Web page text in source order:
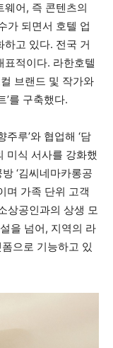
웨어, 즉 콘텐츠의
가 되면서 호텔 업
고 있다. 전국 거
표적이다. 라한호텔
브랜드 및 작가와
’를 구축했다.
루’와 협업해 ‘담
미식 서사를 강화했
‘김씨네마카롱공
며 가족 단위 고객
상공인과의 상생 모
을 넘어, 지역의 라
으로 기능하고 있